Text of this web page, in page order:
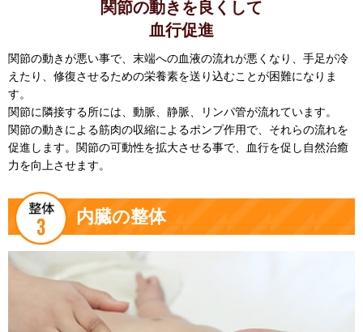
関節の動きを良くして
血行促進
関節の動きが悪い事で、末端への血液の流れが悪くなり、手足が冷
えたり、修復させるための栄養素を送り込むことが困難になりま
す。
関節に隣接する所には、動脈、静脈、リンパ管が流れています。
関節の動きによる筋肉の収縮によるポンプ作用で、それらの流れを
促進します。関節の可動性を拡大させる事で、血行を促し自然治癒
力を向上させます。
内臓の整体